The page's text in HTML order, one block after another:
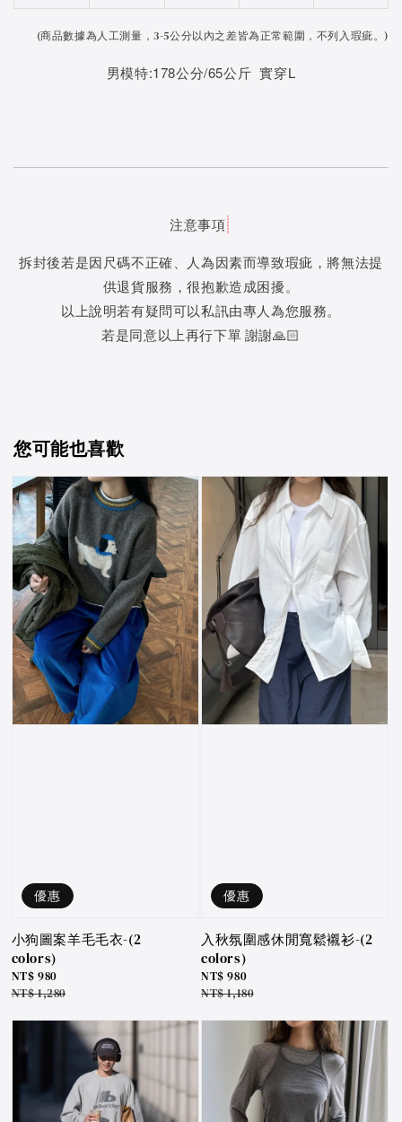
(商品數據為人工測量，3-5公分以內之差皆為正常範圍，不列入瑕疵。)
男模特:178公分/65公斤 實穿L
注意事項
拆封後若是因尺碼不正確、人為因素而導致瑕疵，將無法提
供退貨服務，很抱歉造成困擾。
以上說明若有疑問可以私訊由專人為您服務。
若是同意以上再行下單 謝謝🙏🏻
您可能也喜歡
優惠
小狗圖案羊毛毛衣-(2
colors)
Sale
price
NT$ 980
Regular
NT$ 1,280
優惠
入秋氛圍感休閒寬鬆襯衫-(2
colors)
Sale
price
NT$ 980
Regular
NT$ 1,180